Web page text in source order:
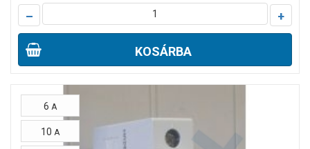
– +
KOSÁRBA
6 A
10 A